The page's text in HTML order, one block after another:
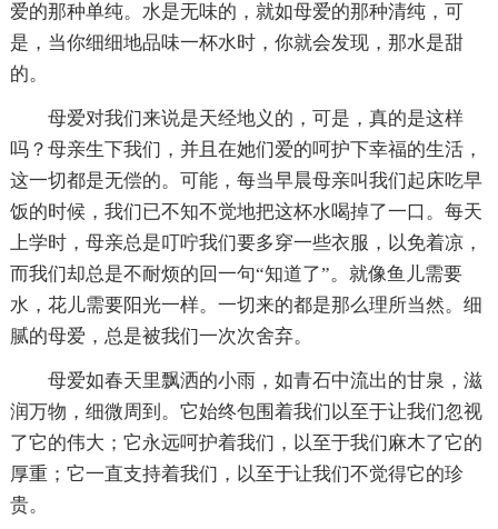
爱的那种单纯。水是无味的，就如母爱的那种清纯，可
是，当你细细地品味一杯水时，你就会发现，那水是甜
的。
母爱对我们来说是天经地义的，可是，真的是这样
吗？母亲生下我们，并且在她们爱的呵护下幸福的生活，
这一切都是无偿的。可能，每当早晨母亲叫我们起床吃早
饭的时候，我们已不知不觉地把这杯水喝掉了一口。每天
上学时，母亲总是叮咛我们要多穿一些衣服，以免着凉，
而我们却总是不耐烦的回一句“知道了”。就像鱼儿需要
水，花儿需要阳光一样。一切来的都是那么理所当然。细
腻的母爱，总是被我们一次次舍弃。
母爱如春天里飘洒的小雨，如青石中流出的甘泉，滋
润万物，细微周到。它始终包围着我们以至于让我们忽视
了它的伟大；它永远呵护着我们，以至于我们麻木了它的
厚重；它一直支持着我们，以至于让我们不觉得它的珍
贵。